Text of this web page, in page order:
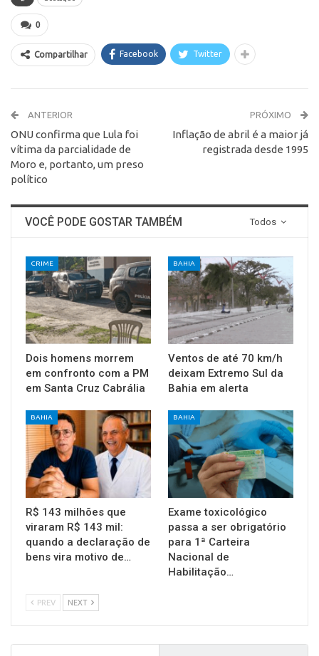
0
Compartilhar Facebook Twitter
ANTERIOR
ONU confirma que Lula foi
vítima da parcialidade de
Moro e, portanto, um preso
político
PRÓXIMO
Inflação de abril é a maior já
registrada desde 1995
Todos
VOCÊ PODE GOSTAR TAMBÉM
CRIME
Dois homens morrem
em confronto com a PM
em Santa Cruz Cabrália
BAHIA
Ventos de até 70 km/h
deixam Extremo Sul da
Bahia em alerta
BAHIA
R$ 143 milhões que
viraram R$ 143 mil:
quando a declaração de
bens vira motivo de…
BAHIA
Exame toxicológico
passa a ser obrigatório
para 1ª Carteira
Nacional de
Habilitação…
PREV NEXT